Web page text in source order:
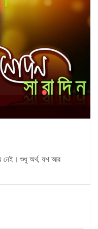
নেই। শুধু অর্থ, যশ আর